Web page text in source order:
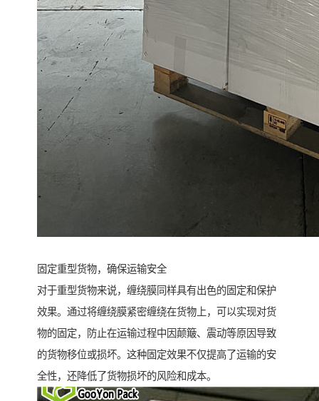
固定重型货物，确保运输安全
对于重型货物来说，缠绕膜同样具有出色的固定和保护
效果。通过将缠绕膜紧密缠绕在货物上，可以实现对货
物的固定，防止在运输过程中因颠簸、震动等原因导致
的货物移位或损坏。这种固定效果不仅提高了运输的安
全性，还降低了货物损坏的风险和成本。